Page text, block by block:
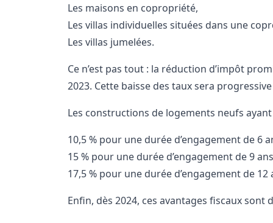
Les maisons en copropriété,
Les villas individuelles situées dans une
Les villas jumelées.
Ce n’est pas tout : la réduction d’impôt
2023. Cette baisse des taux sera
Les constructions de logements neufs
10,5 % pour une durée d’engagement de 6
15 % pour une durée d’engagement de 9
17,5 % pour une durée d’engagement de 12
Enfin, dès 2024, ces avantages fiscaux